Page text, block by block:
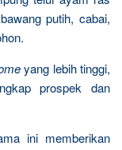
putih, cabai,
yang lebih tinggi,
prospek dan
ini memberikan